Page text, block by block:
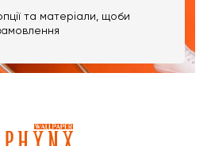
та матеріали, щоби